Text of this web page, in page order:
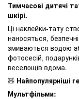
Тимчасові дитячі
шкірі.
Ці наклейки-тату
наносяться,
змиваються водою
фотосесій,
веселощів вдома.
🧸 Найпопулярніші
Мультфільми: